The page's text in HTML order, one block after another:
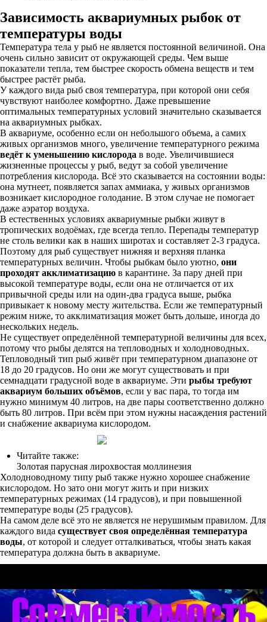
Зависимость аквариумных рыбок от
температуры воды
Температура тела у рыб не является постоянной величиной. Она
очень сильно зависит от окружающей среды. Чем выше
показатели тепла, тем быстрее скорость обмена веществ и тем
быстрее растёт рыба.
У каждого вида рыб своя температура, при которой они себя
чувствуют наиболее комфортно. Даже превышение
оптимальных температурных условий значительно сказывается
на аквариумных рыбках.
В аквариуме, особенно если он небольшого объема, а самих
живых организмов много, увеличение температурного режима
ведёт к уменьшению кислорода в воде. Увеличившиеся
жизненные процессы у рыб, ведут за собой увеличение
потребления кислорода. Всё это сказывается на состоянии воды:
она мутнеет, появляется запах аммиака, у живых организмов
возникает кислородное голодание. В этом случае не помогает
даже аэратор воздуха.
В естественных условиях аквариумные рыбки живут в
тропических водоёмах, где всегда тепло. Перепады температур
не столь велики как в наших широтах и составляет 2-3 градуса.
Поэтому для рыб существует нижняя и верхняя планка
температурных величин. Чтобы рыбкам было уютно, они
проходят акклиматизацию в карантине. За пару дней при
высокой температуре воды, если она не отличается от их
привычной среды или на один-два градуса выше, рыбка
привыкает к новому месту жительства. Если же температурный
режим ниже, то акклиматизация может быть дольше, иногда до
нескольких недель.
Не существует определённой температурной величины для всех,
потому что рыбы делятся на тепловодных и холодноводных.
Тепловодный тип рыб живёт при температурном диапазоне от
18 до 20 градусов. Но они же могут существовать и при
семнадцати градусной воде в аквариуме. Эти рыбы требуют
аквариум больших объёмов, если у вас пара, то тогда им
нужно минимум 40 литров, на две пары соответственно должно
быть 80 литров. При всём при этом нужны насаждения растений
и снабжение аквариума кислородом.
Читайте также:
Золотая парусная лирохвостая моллинезия
Холодноводному типу рыб также нужно хорошее снабжение
кислородом. Но зато они могут жить и при низких
температурных режимах (14 градусов), и при повышенной
температуре воды (25 градусов).
На самом деле всё это не является не нерушимым правилом. Для
каждого вида существует своя определённая температура
воды, от которой и следует отталкиваться, чтобы знать какая
температура должна быть в аквариуме.